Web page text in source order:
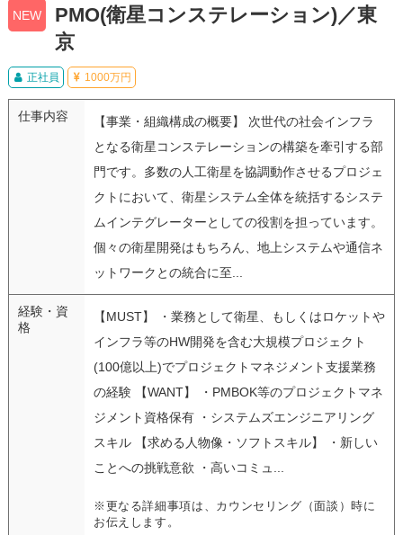
NEW
PMO(衛星コンステレーション)／東
京
正社員 1000万円
仕事内容
【事業・組織構成の概要】 次世代の社会インフラ
となる衛星コンステレーションの構築を牽引する部
門です。多数の人工衛星を協調動作させるプロジェ
クトにおいて、衛星システム全体を統括するシステ
ムインテグレーターとしての役割を担っています。
個々の衛星開発はもちろん、地上システムや通信ネ
ットワークとの統合に至...
経験・資
格
【MUST】 ・業務として衛星、もしくはロケットや
インフラ等のHW開発を含む大規模プロジェクト
(100億以上)でプロジェクトマネジメント支援業務
の経験 【WANT】 ・PMBOK等のプロジェクトマネ
ジメント資格保有 ・システムズエンジニアリング
スキル 【求める人物像・ソフトスキル】 ・新しい
ことへの挑戦意欲 ・高いコミュ...
※更なる詳細事項は、カウンセリング（面談）時に
お伝えします。